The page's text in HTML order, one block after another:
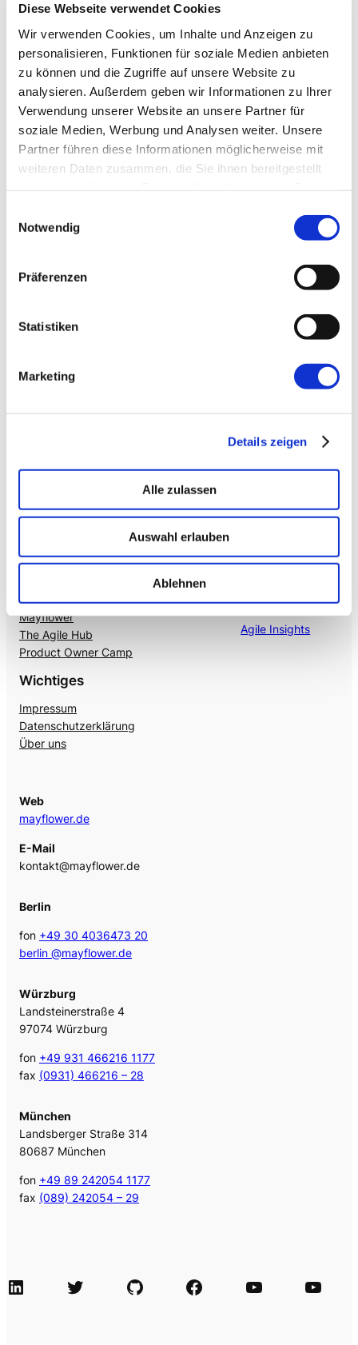
Diese Webseite verwendet Cookies
Wir verwenden Cookies, um Inhalte und Anzeigen zu
personalisieren, Funktionen für soziale Medien anbieten
zu können und die Zugriffe auf unsere Website zu
analysieren. Außerdem geben wir Informationen zu Ihrer
Verwendung unserer Website an unsere Partner für
soziale Medien, Werbung und Analysen weiter. Unsere
Partner führen diese Informationen möglicherweise mit
weiteren Daten zusammen, die Sie ihnen bereitgestellt
Notwendig
Präferenzen
Statistiken
Marketing
Details zeigen
Alle zulassen
Auswahl erlauben
Ablehnen
mAIstack
KI-Fundament für Unternehmen. On-prem.
Einsatzbereit in Wochen, nicht Quartalen.
Citizen Developer bauen Apps, IT hält die Kontrolle.
gängigen Telefonanlagen.
Mayflower
The Agile Hub
Product Owner Camp
Agile Insights
Wichtiges
Impressum
Datenschutzerklärung
Über uns
Web
mayflower.de
E-Mail
kontakt@mayflower.de
Berlin
fon +49 30 4036473 20
berlin @mayflower.de
Würzburg
Landsteinerstraße 4
97074 Würzburg
fon +49 931 466216 1177
fax (0931) 466216 – 28
München
Landsberger Straße 314
80687 München
fon +49 89 242054 1177
fax (089) 242054 – 29
LinkedIn Twitter GitHub Facebook Agile Videos Tech-Videos